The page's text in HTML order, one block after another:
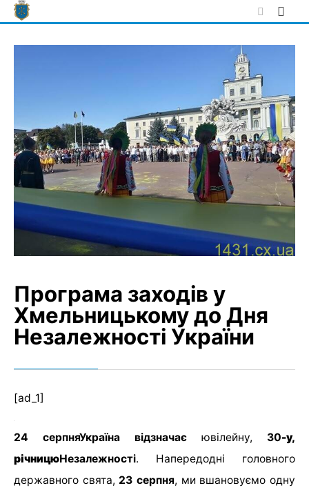
Skip
to
Програма заходів у
Хмельницькому до Дня
Незалежності України
[ad_1]
24 серпняУкраїна відзначає ювілейну, 30-у,
річницюНезалежності. Напередодні головного
державного свята, 23 серпня, ми вшановуємо одну